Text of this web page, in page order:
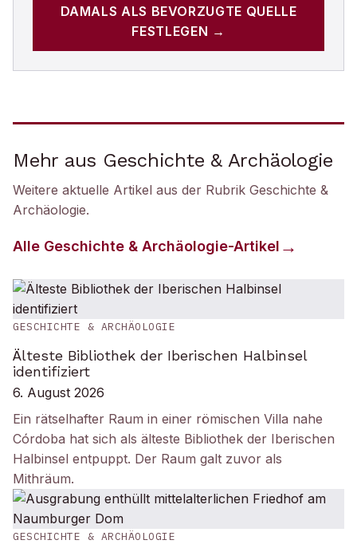
DAMALS ALS BEVORZUGTE QUELLE
FESTLEGEN →
Mehr aus Geschichte & Archäologie
Weitere aktuelle Artikel aus der Rubrik Geschichte &
Archäologie.
Alle Geschichte & Archäologie-Artikel
GESCHICHTE & ARCHÄOLOGIE
Älteste Bibliothek der Iberischen Halbinsel
identifiziert
6. August 2026
Ein rätselhafter Raum in einer römischen Villa nahe
Córdoba hat sich als älteste Bibliothek der Iberischen
Halbinsel entpuppt. Der Raum galt zuvor als
Mithräum.
GESCHICHTE & ARCHÄOLOGIE